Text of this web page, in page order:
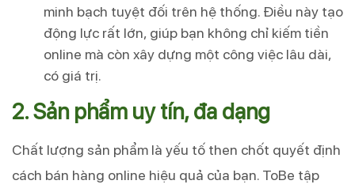
minh bạch tuyệt đối trên hệ thống. Điều này tạo
động lực rất lớn, giúp bạn không chỉ kiếm tiền
online mà còn xây dựng một công việc lâu dài,
có giá trị.
2. Sản phẩm uy tín, đa dạng
Chất lượng sản phẩm là yếu tố then chốt quyết định
cách bán hàng online hiệu quả của bạn. ToBe tập